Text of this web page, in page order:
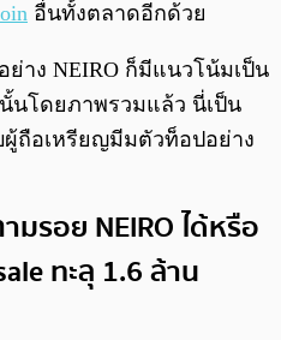
อื่นทั้งตลาดอีกด้วย
าง NEIRO ก็มีแนวโน้มเป็น
นโดยภาพรวมแล้ว นี่เป็น
ผู้ถือเหรียญมีมตัวท็อปอย่าง
มรอย NEIRO ได้หรือ
ทะลุ 1.6 ล้าน